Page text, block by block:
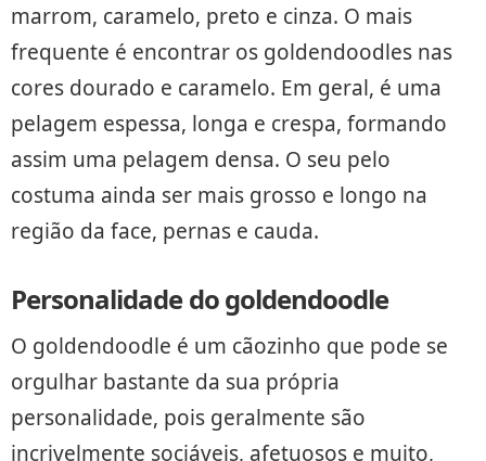
marrom, caramelo, preto e cinza. O mais
frequente é encontrar os goldendoodles nas
cores dourado e caramelo. Em geral, é uma
pelagem espessa, longa e crespa, formando
assim uma pelagem densa. O seu pelo
costuma ainda ser mais grosso e longo na
região da face, pernas e cauda.
Personalidade do goldendoodle
O goldendoodle é um cãozinho que pode se
orgulhar bastante da sua própria
personalidade, pois geralmente são
incrivelmente sociáveis, afetuosos e muito,